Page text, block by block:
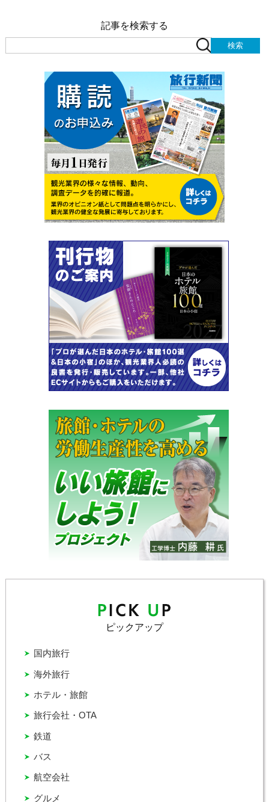
記事を検索する
ピックアップ
グルメ
バス
ホテル・旅館
国内旅行
旅行会社・OTA
海外旅行
航空会社
鉄道